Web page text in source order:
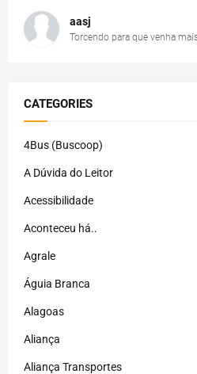
aasj
Torcendo para que venha
CATEGORIES
4Bus (Buscoop)
A Dúvida do Leitor
Acessibilidade
Aconteceu há..
Agrale
Águia Branca
Alagoas
Aliança
Aliança Transportes